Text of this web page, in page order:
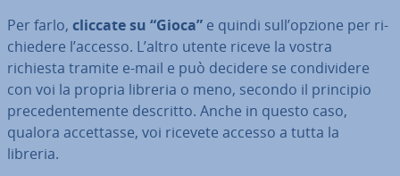
Per farlo, cliccate su “Gioca” e quindi sull’opzione per ri­
chie­de­re l’accesso. L’altro utente riceve la vostra
richiesta tramite e-mail e può decidere se con­di­vi­de­re
con voi la propria libreria o meno, secondo il principio
pre­ce­den­te­men­te descritto. Anche in questo caso,
qualora ac­cet­tas­se, voi ricevete accesso a tutta la
libreria.